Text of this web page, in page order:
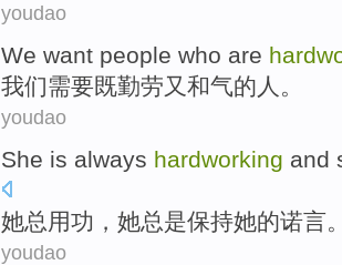
youdao
We want people who are
我们需要既勤劳又和气的 人 。
youdao
She is always hardworking and
她总 用功 ，她总是保持她的诺言
youdao